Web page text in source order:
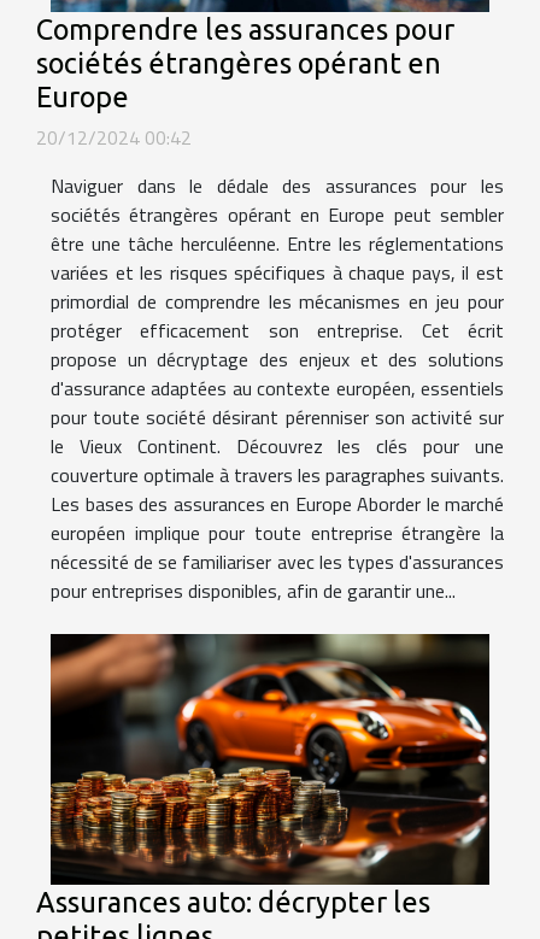
Comprendre les assurances pour
sociétés étrangères opérant en
Europe
20/12/2024 00:42
Naviguer dans le dédale des assurances pour les
sociétés étrangères opérant en Europe peut sembler
être une tâche herculéenne. Entre les réglementations
variées et les risques spécifiques à chaque pays, il est
primordial de comprendre les mécanismes en jeu pour
protéger efficacement son entreprise. Cet écrit
propose un décryptage des enjeux et des solutions
d'assurance adaptées au contexte européen, essentiels
pour toute société désirant pérenniser son activité sur
le Vieux Continent. Découvrez les clés pour une
couverture optimale à travers les paragraphes suivants.
Les bases des assurances en Europe Aborder le marché
européen implique pour toute entreprise étrangère la
nécessité de se familiariser avec les types d'assurances
pour entreprises disponibles, afin de garantir une...
Assurances auto: décrypter les